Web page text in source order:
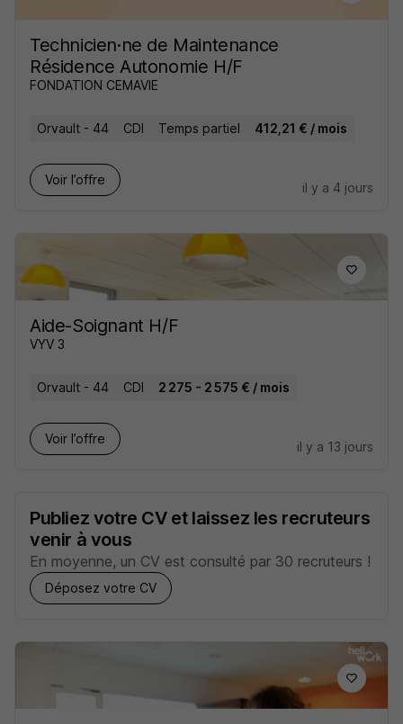
Technicien·ne de Maintenance
Résidence Autonomie H/F
FONDATION CEMAVIE
Orvault - 44 CDI Temps partiel 412,21 € / mois
Voir l’offre
il y a 4 jours
Aide-Soignant H/F
VYV 3
Orvault - 44 CDI 2 275 - 2 575 € / mois
Voir l’offre
il y a 13 jours
Publiez votre CV et laissez les recruteurs
venir à vous
En moyenne, un CV est consulté par 30 recruteurs !
Déposez votre CV